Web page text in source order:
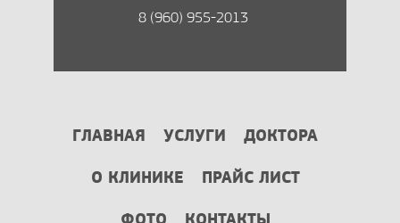
8 (960) 955-2013
ГЛАВНАЯ УСЛУГИ ДОКТОРА
О КЛИНИКЕ ПРАЙС ЛИСТ